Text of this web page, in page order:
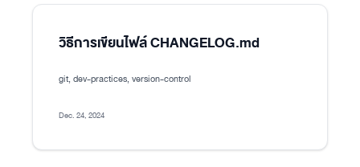
วิธีการเขียนไฟล์ CHANGELOG.md
git, dev-practices, version-control
Dec. 24, 2024